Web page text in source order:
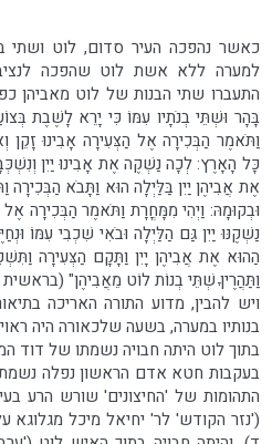
כאשר נהפכה העיר סדום, לוט ושתי
למערה ללא אשת לוט שהפכה
התעברו שתי הבנות של לוט מאביהן
בָּהָר וּשְׁתֵּי בְנֹתָיו עִמּוֹ כִּי יָרֵא לָשֶׁבֶת
וַתֹּאמֶר הַבְּכִירָה אֶל הַצְּעִירָה אָבִינוּ זָקֵן
כָּל הָאָרֶץ: לְכָה נַשְׁקֶה אֶת אָבִינוּ יַיִן
אֶת אֲבִיהֶן יַיִן בַּלַּיְלָה הוּא וַתָּבֹא
וּבְקוּמָהּ: וַיְהִי מִמָּחֳרָת וַתֹּאמֶר הַבְּכִירָה
נַשְׁקֶנּוּ יַיִן גַּם הַלַּיְלָה וּבֹאִי שִׁכְבִי עִמּוֹ
הַהוּא אֶת אֲבִיהֶן יָיִן וַתָּקָם הַצְּעִירָה
וַתַּהֲרֶיןָ שְׁתֵּי בְנוֹת לוֹט מֵאֲבִיהֶן"
ויש להבין, מדוע התורה האריכה
בנותיו במערה, בשעה שלכאורה היה
בתוך לוט היתה חבויה נשמתו של דוד
בעקבות חטא אדם הראשון נפלה
התהומות של 'החיצונים' שורש הרע
('נזר הקודש' לר' יחיאל מיכל